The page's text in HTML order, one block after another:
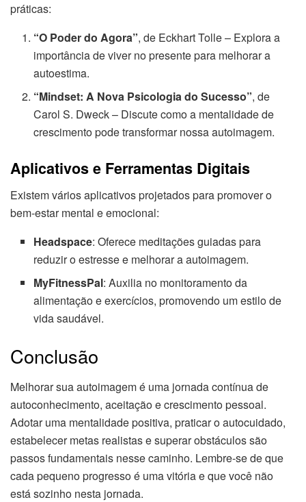
práticas:
“O Poder do Agora”, de Eckhart Tolle – Explora a
importância de viver no presente para melhorar a
autoestima.
“Mindset: A Nova Psicologia do Sucesso”, de
Carol S. Dweck – Discute como a mentalidade de
crescimento pode transformar nossa autoimagem.
Aplicativos e Ferramentas Digitais
Existem vários aplicativos projetados para promover o
bem-estar mental e emocional:
Headspace: Oferece meditações guiadas para
reduzir o estresse e melhorar a autoimagem.
MyFitnessPal: Auxilia no monitoramento da
alimentação e exercícios, promovendo um estilo de
vida saudável.
Conclusão
Melhorar sua autoimagem é uma jornada contínua de
autoconhecimento, aceitação e crescimento pessoal.
Adotar uma mentalidade positiva, praticar o autocuidado,
estabelecer metas realistas e superar obstáculos são
passos fundamentais nesse caminho. Lembre-se de que
cada pequeno progresso é uma vitória e que você não
está sozinho nesta jornada.